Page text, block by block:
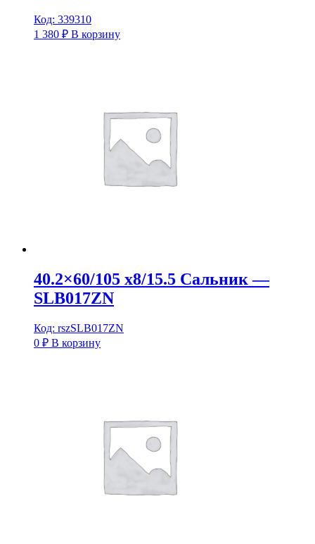
Код: 339310
1 380 ₽ В корзину
40.2×60/105 x8/15.5 Сальник —
SLB017ZN
Код: rszSLB017ZN
0 ₽ В корзину